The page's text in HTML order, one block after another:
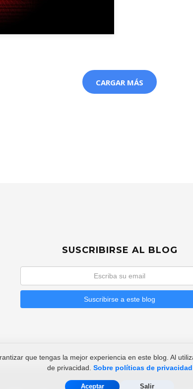
CARGAR MÁS
que tengas la mejor experiencia en este blog. Al
de privacidad. Sobre políticas de privacidad
Aceptar Salir
SUSCRIBIRSE AL BLOG